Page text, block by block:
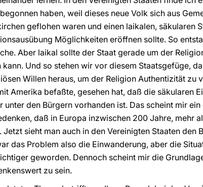
haben, weil dieses neue Volk sich aus
geflohen waren und einen laikalen, säkularen
Möglichkeiten eröffnen sollte. So
Aber laikal sollte der Staat gerade um der
Und so stehen wir vor diesem Staatsgefüge,
Willen heraus, um der Religion Authentizität zu
Amerika befaßte, gesehen hat, daß die säkularen
unter den Bürgern vorhanden ist. Das scheint mir
daß in Europa inzwischen 200 Jahre, mehr
sieht man auch in den Vereinigten Staaten den
das Problem also die Einwanderung, aber die
geworden. Dennoch scheint mir die
zu sein.